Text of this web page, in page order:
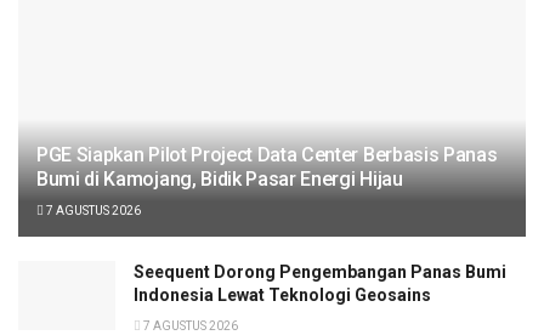
PGE Siapkan Pilot Project Data Center Berbasis Panas
Bumi di Kamojang, Bidik Pasar Energi Hijau
7 AGUSTUS 2026
Seequent Dorong Pengembangan Panas Bumi
Indonesia Lewat Teknologi Geosains
7 AGUSTUS 2026